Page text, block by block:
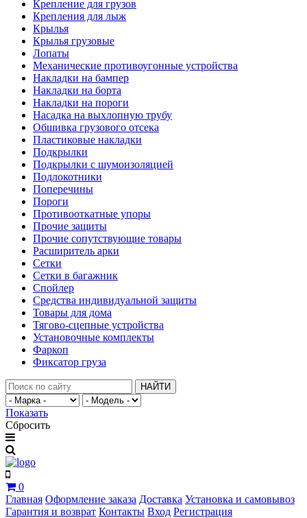
Крепление для грузов
Крепления для лыж
Крылья
Крылья грузовые
Лопаты
Механические противоугонные устройства
Накладки на бампер
Накладки на борта
Накладки на пороги
Насадка на выхлопную трубу
Обшивка грузового отсека
Пластиковые накладки
Подкрылки
Подкрылки с шумоизоляцией
Подлокотники
Поперечины
Пороги
Противооткатные упоры
Прочие защиты
Прочие сопутствующие товары
Расширитель арки
Сетки
Сетки в багажник
Спойлер
Средства индивидуальной защиты
Товары для дома
Тягово-сцепные устройства
Установочные комплекты
Фаркоп
Фиксатор груза
НАЙТИ
Показать
Сбросить
0
Главная Оформление заказа Доставка Установка и самовывоз
Гарантия и возврат Контакты Вход Регистрация